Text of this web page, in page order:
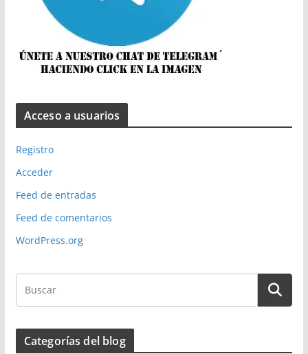
Acceso a usuarios
Registro
Acceder
Feed de entradas
Feed de comentarios
WordPress.org
Categorías del blog